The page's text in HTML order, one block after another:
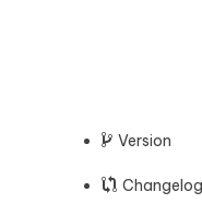
Version
Changelog